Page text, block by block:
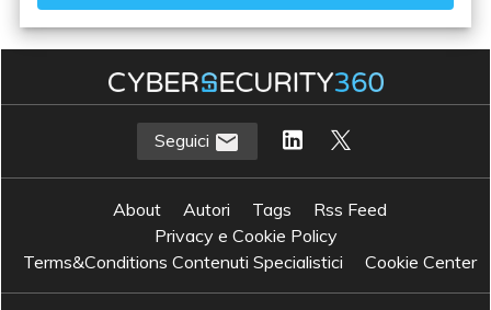
Seguici
About Autori Tags
Rss Feed
Privacy e Cookie Policy
Terms&Conditions Contenuti Specialistici
Cookie Center